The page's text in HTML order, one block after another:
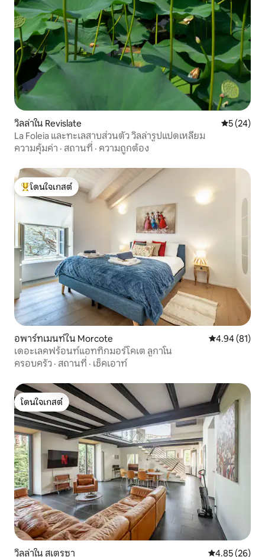
วิลล่าใน Revislate คะแนนเฉลี่
5 (24)
La Foleia และทะเลสาบส่วนตัว วิลล่ารูปแปดเหลี่ยม
ความคุ้มค่า · สถานที่ · ความถูกต้อง
โดนใจเกสต์ที่สุด
โดนใจเกสต์
อพาร์ทเมนท์ใน Morcote คะแนนเฉลี่ย
4.94 (81)
เดอะเลคฟร้อนท์แอททิกมอร์โคเต ลูกาโน
ครอบครัว · สถานที่ · เช็คเอาท์
โดนใจเกสต์
โดนใจเกสต์
วิลล่าใน สเตรซา คะแนนเฉลี่ย
4.85 (26)